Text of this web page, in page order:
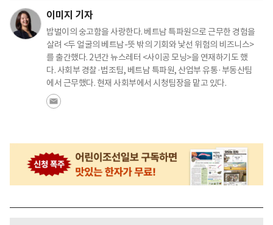
이미지 기자
밥벌이의 숭고함을 사랑한다. 베트남 특파원으로 근무한 경험을
살려 <두 얼굴의 베트남-뜻 밖의 기회와 낯선 위험의 비즈니스>
를 출간했다. 2년간 뉴스레터 <사이공 모닝>을 연재하기도 했
다. 사회부 경찰·법조팀, 베트남 특파원, 산업부 유통·부동산팀
에서 근무했다. 현재 사회부에서 시청팀장을 맡고 있다.